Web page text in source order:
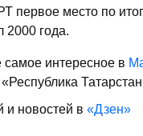
первое место по
2000 года.
самое интересное в
«Республика
и новостей в «Дзен»